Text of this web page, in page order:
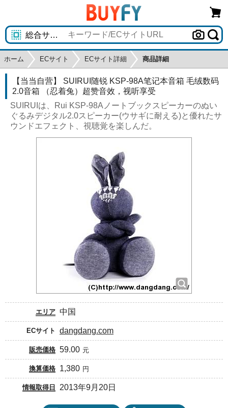
ホーム ECサイト ECサイト詳細 商品詳細
【当当自营】 SUIRUI随锐 KSP-98A笔记本音箱 毛绒数码
2.0音箱 （忍着兔）超赞音效，视听享受
SUIRUIは、Rui KSP-98Aノートブックスピーカーのぬい
ぐるみデジタル2.0スピーカー(ウサギに耐える)と優れたサ
ウンドエフェクト、視聴覚を楽しんだ。
エリア 中国
ECサイト dangdang.com
販売価格 59.00 元
換算価格 1,380 円
情報取得日 2013年9月20日